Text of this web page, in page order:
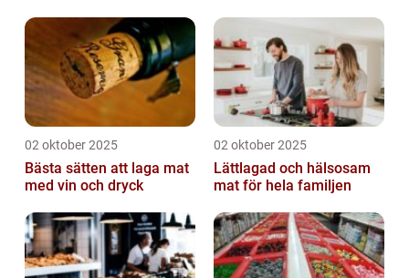
02 oktober 2025
Bästa sätten att laga mat
med vin och dryck
02 oktober 2025
Lättlagad och hälsosam
mat för hela familjen